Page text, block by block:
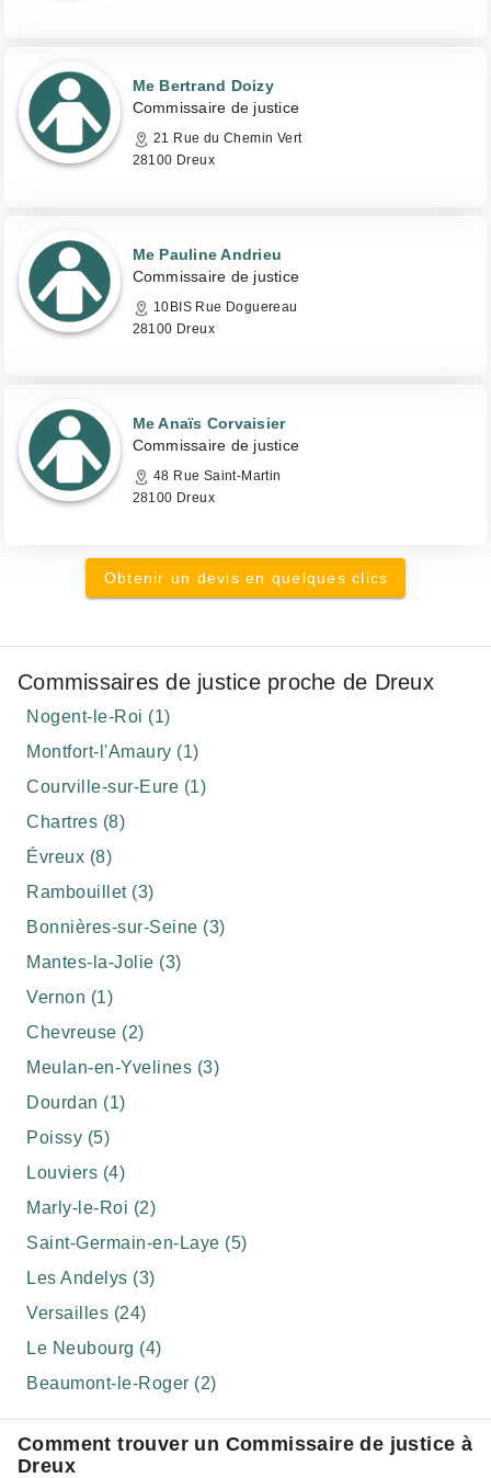
Me Bertrand Doizy
Commissaire de justice
21 Rue du Chemin Vert
28100 Dreux
Me Pauline Andrieu
Commissaire de justice
10BIS Rue Doguereau
28100 Dreux
Me Anaïs Corvaisier
Commissaire de justice
48 Rue Saint-Martin
28100 Dreux
Obtenir un devis en quelques clics
Commissaires de justice proche de Dreux
Nogent-le-Roi (1)
Montfort-l'Amaury (1)
Courville-sur-Eure (1)
Chartres (8)
Évreux (8)
Rambouillet (3)
Bonnières-sur-Seine (3)
Mantes-la-Jolie (3)
Vernon (1)
Chevreuse (2)
Meulan-en-Yvelines (3)
Dourdan (1)
Poissy (5)
Louviers (4)
Marly-le-Roi (2)
Saint-Germain-en-Laye (5)
Les Andelys (3)
Versailles (24)
Le Neubourg (4)
Beaumont-le-Roger (2)
Comment trouver un Commissaire de justice à
Dreux